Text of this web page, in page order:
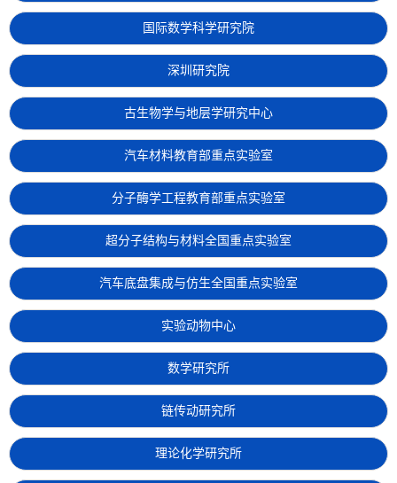
国际数学科学研究院
深圳研究院
古生物学与地层学研究中心
汽车材料教育部重点实验室
分子酶学工程教育部重点实验室
超分子结构与材料全国重点实验室
汽车底盘集成与仿生全国重点实验室
实验动物中心
数学研究所
链传动研究所
理论化学研究所